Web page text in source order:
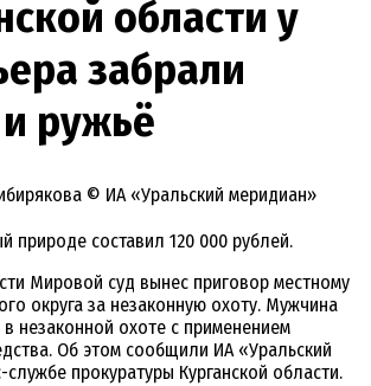
области у
забрали
ружьё
© ИА «Уральский меридиан»
природе составил 120 000 рублей.
Мировой суд вынес приговор местному
округа за незаконную охоту. Мужчина
в незаконной охоте с применением
Об этом сообщили ИА «Уральский
прокуратуры Курганской области.